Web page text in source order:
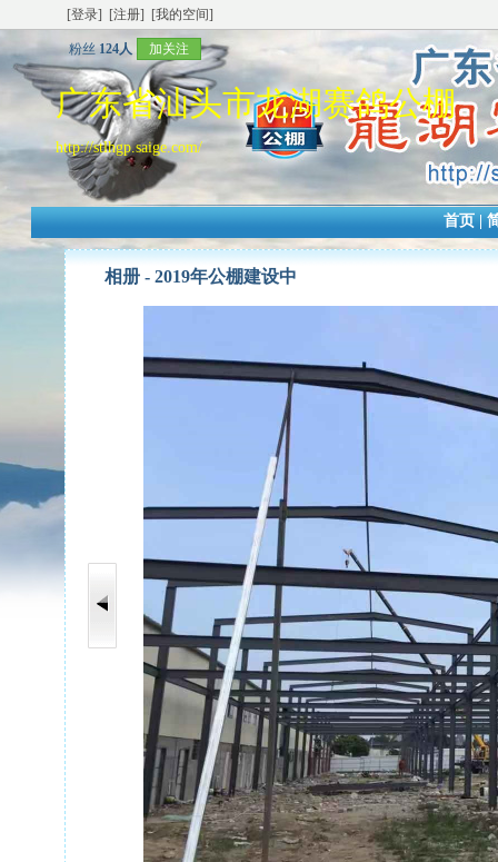
[登录] [注册] [我的空间]
粉丝124人 加关注
广东省汕头市龙湖赛鸽公棚
http://stlhgp.saige.com/
首页|
相册 - 2019年公棚建设中